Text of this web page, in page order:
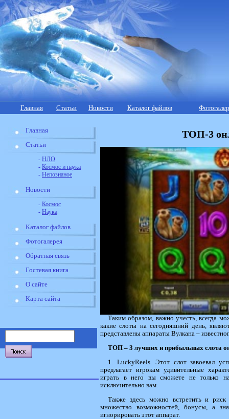
Главная Статьи Новости Каталог файлов
Главная
Статьи
- НЛО
- Космос и наука
- Непознаное
Новости
- Космос
- Наука
Каталог файлов
Фотогалерея
Обратная связь
Гостевая книга
О сайте
Карта сайта
ТОП-3
Таким образом, важно учесть, всегда
какие слоты на сегодняшний день,
представлены аппараты Вулкана –
ТОП – 3 лучших и прибыльных слота
1. LuckyReels. Этот слот завоевал
предлагает игрокам удивительные
играть в него вы сможете не только
исключительно вам.
Также здесь можно встретить и
множество возможностей, бонусы, а
игнорировать этот аппарат.